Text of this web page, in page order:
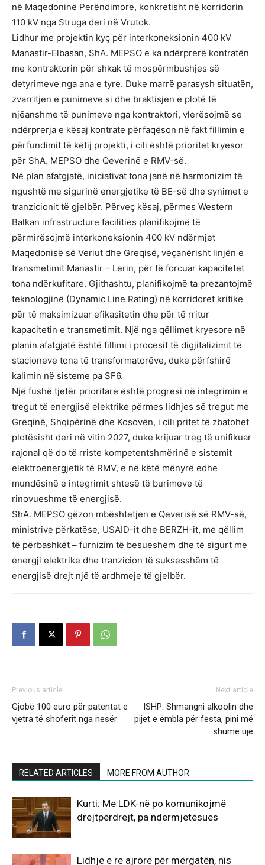
në Maqedoninë Perëndimore, konkretisht në korridorin
110 kV nga Struga deri në Vrutok.
Lidhur me projektin kyç për interkoneksionin 400 kV
Manastir-Elbasan, ShA. MEPSO e ka ndërprerë kontratën
me kontraktorin për shkak të mospërmbushjes së
detyrimeve nga ana e tyre. Duke marrë parasysh situatën,
zvarritjen e punimeve si dhe braktisjen e plotë të
njëanshme të punimeve nga kontraktori, vlerësojmë se
ndërprerja e kësaj kontrate përfaqëson në fakt fillimin e
përfundimit të këtij projekti, i cili është prioritet kryesor
për ShA. MEPSO dhe Qeverinë e RMV-së.
Në plan afatgjatë, iniciativat tona janë në harmonizim të
ngushtë me sigurinë energjetike të BE-së dhe synimet e
tranzicionit të gjelbër. Përveç kësaj, përmes Western
Balkan infrastructure facilities planifikojmë të
përmirësojmë interkoneksionin 400 kV ndërmjet
Maqedonisë së Veriut dhe Greqisë, veçanërisht linjën e
transmetimit Manastir – Lerin, për të forcuar kapacitetet
tona ndërkufitare. Gjithashtu, planifikojmë ta prezantojmë
teknologjinë (Dynamic Line Rating) në korridoret kritike
për të maksimizuar efikasitetin dhe për të rritur
kapacitetin e transmetimit. Një nga qëllimet kryesore në
planin afatgjatë është fillimi i procesit të digjitalizimit të
stacioneve tona të transformatorëve, duke përfshirë
kalimin në sisteme pa SF6.
Një fushë tjetër prioritare është progresi në integrimin e
tregut të energjisë elektrike përmes lidhjes së tregut me
Greqinë, Shqipërinë dhe Kosovën, i cili pritet të zbatohet
plotësisht deri në vitin 2027, duke krijuar treg të unifikuar
rajonal që do të rriste kompetentshmërinë e sistemit
elektroenergjetik të RMV, e në këtë mënyrë edhe
mundësinë e integrimit shtesë të burimeve të
rinovueshme të energjisë.
ShA. MEPSO gëzon mbështetjen e Qeverisë së RMV-së,
ministrive përkatëse, USAID-it dhe BERZH-it, me qëllim
të përbashkët – furnizim të besueshëm dhe të sigurt me
energji elektrike dhe tranzicion të suksesshëm të
energjisë drejt një të ardhmeje të gjelbër.
Previous article
Gjobë 100 euro për patentat e
vjetra të shoferit nga nesër
Next article
ISHP: Shmangni alkoolin dhe
pijet e ëmbla për festa, pini më
shumë ujë
RELATED ARTICLES MORE FROM AUTHOR
Kurti: Me LDK-në po komunikojmë
drejtpërdrejt, pa ndërmjetësues
Lidhje e re ajrore për mërgatën, nis